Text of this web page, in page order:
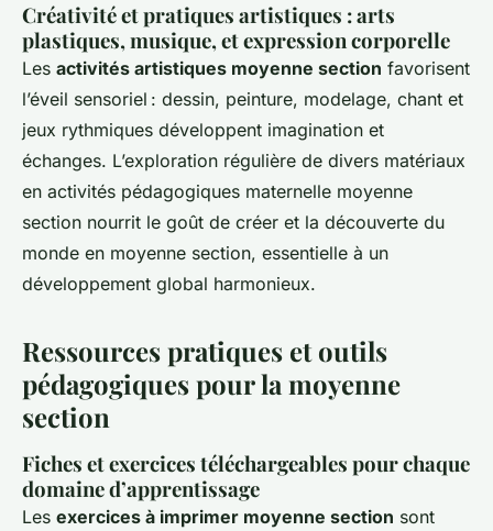
Créativité et pratiques artistiques : arts
plastiques, musique, et expression corporelle
Les activités artistiques moyenne section favorisent
l’éveil sensoriel : dessin, peinture, modelage, chant et
jeux rythmiques développent imagination et
échanges. L’exploration régulière de divers matériaux
en activités pédagogiques maternelle moyenne
section nourrit le goût de créer et la découverte du
monde en moyenne section, essentielle à un
développement global harmonieux.
Ressources pratiques et outils
pédagogiques pour la moyenne
section
Fiches et exercices téléchargeables pour chaque
domaine d’apprentissage
Les exercices à imprimer moyenne section sont